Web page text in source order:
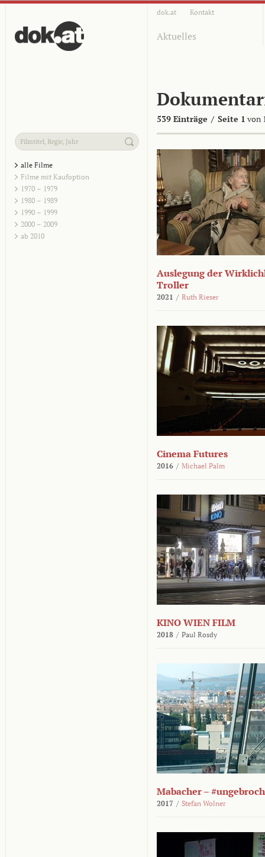
dok.at Kontakt
Aktuelles
539 Einträge / Seite 1 von
alle Filme
Filme mit Kaufoption
1970 – 1979
1980 – 1989
1990 – 1999
2000 – 2009
ab 2010
Auslegung der
Troller
2021 / Ruth Rieser
Cinema Futures
2016 / Michael Palm
KINO WIEN FILM
2018 / Paul Rosdy
Mabacher –
2017 / Stefan Wolner